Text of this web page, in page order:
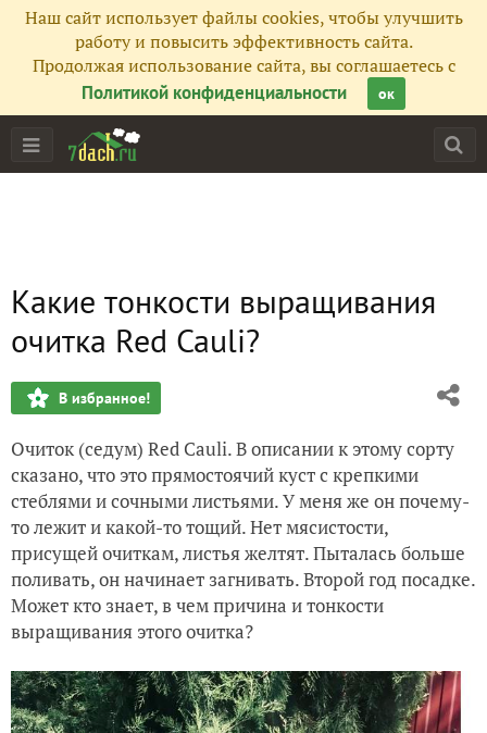
Наш сайт использует файлы cookies, чтобы улучшить
работу и повысить эффективность сайта.
Продолжая использование сайта, вы соглашаетесь с
Политикой конфиденциальности
ок
Какие тонкости выращивания
очитка Red Cauli?
В избранное!
Очиток (седум) Red Cauli. В описании к этому сорту
сказано, что это прямостоячий куст с крепкими
стеблями и сочными листьями. У меня же он почему-
то лежит и какой-то тощий. Нет мясистости,
присущей очиткам, листья желтят. Пыталась больше
поливать, он начинает загнивать. Второй годпосадке.
Может кто знает, в чем причина и тонкости
выращивания этого очитка?